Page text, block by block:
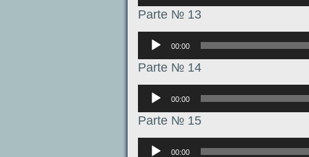
Parte № 13
Аудиоплеер
00:00
Parte № 14
Аудиоплеер
00:00
Parte № 15
Аудиоплеер
00:00